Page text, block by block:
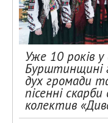
Уже 10 років у
Бурштинщині
дух громади
пісенні
колектив